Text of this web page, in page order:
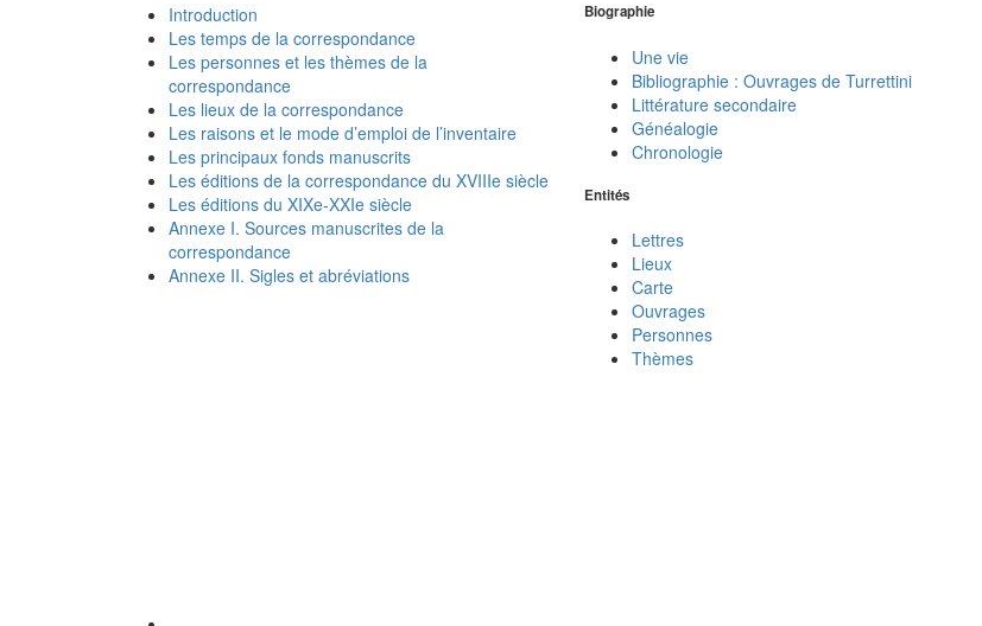
Introduction
Les temps de la correspondance
Les personnes et les thèmes de la
correspondance
Les lieux de la correspondance
Les raisons et le mode d’emploi de l’inventaire
Les principaux fonds manuscrits
Les éditions de la correspondance du XVIIIe siècle
Les éditions du XIXe-XXIe siècle
Annexe I. Sources manuscrites de la
correspondance
Annexe II. Sigles et abréviations
Biographie
Une vie
Bibliographie : Ouvrages de Turrettini
Littérature secondaire
Généalogie
Chronologie
Entités
Lettres
Lieux
Carte
Ouvrages
Personnes
Thèmes